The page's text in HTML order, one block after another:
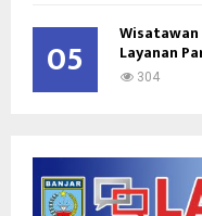
05 Layanan
304